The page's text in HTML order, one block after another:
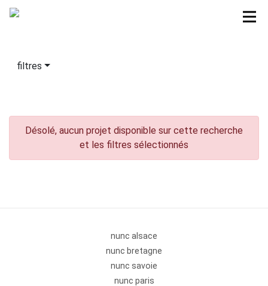
filtres
Désolé, aucun projet disponible sur cette recherche
et les filtres sélectionnés
nunc alsace
nunc bretagne
nunc savoie
nunc paris